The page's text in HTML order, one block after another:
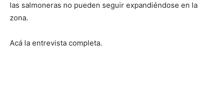
las salmoneras no pueden seguir expandiéndose en la
zona.
Acá la entrevista completa.